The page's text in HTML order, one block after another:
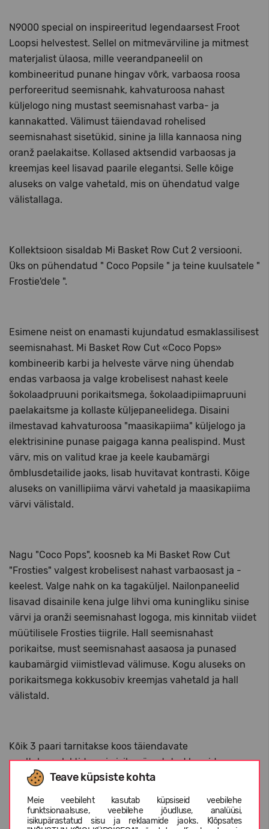
Teave küpsiste kohta
Meie veebileht kasutab küpsiseid veebilehe
funktsionaalsuse, veebilehe jõudluse, analüüsi,
isikupärastatud sisu ja reklaamide jaoks. Klõpsates
N9000 special on inspireeritud legendaarsest Froot
Loopsi helvestest. Sellel on mitmevärviline ja mitmest
materjalist ülaosa, mille veerandpaneelil on
kombineeritud punane hingav võrk, varbaosa roosa
perforeeritud seemisnahk, kahvaturoosa nahast
küljelogo ning mustast seemisnahast varba- ja
kannakatted. Välimust täiendavad rohelised
seemisnahast sisetükid, sinine ja lilla kannaosa ning
oranž paelakaitse. Kollased aktsendid varbaosas ja
kreemjas keel lisavad paarile elegantsi. Selle kõige
aluseks on valge vahetald, mis on ühendatud valge
välistallaga.
Kollektsioon sisaldab Mi Basket Row Cut 2 versiooni.
Üks on pühendatud " Coco Popsile " ja teine kuulsatele "
Frostie'dele ".
Esimene neist on enamasti kujundatud esmaklassilisest
seemisnahast. Mi Basket Row Cut «Coco Pops»
kombineerib karbi ja helveste värve ning ühendab
endas varbaosa ja valge krobelisest nahast keele
šokolaadpruuni porikaitsmega, šokolaadipiimapruuni
paelakaitsme ja kollaste küljepaneelidega. Disaini
ilmestavad kahvaturoosa "maasikapiima" küljelogo ja
elektrisinine punase paigaga kanna pealispind. Must
värv, mis on valitud krae ja keele kaubamärgi
õmblusdetailide jaoks, lisab huvitavat kontrasti. Kõige
aluseks on vanillipiima värvi vahetald ja maasikapiima
värvi välistald.
Nagu "Coco Pops", koosneb ka Mi Basket Row Cut
"Frosties" valgest krobelisest nahast varbaosast ja -
keelest. Valge nahk on ka tagaküljel. Nailonpaneelid
lisavad disainile kena julge lihvi oma kuningliku sinise
värvi ja oranži seemisnahast logoga, mis kinnitab viidet
müütilisele Frosties tiigrile. Hall seemisnahast
porikaitse, must seemisnahast aasaosa ja punased
kaubamärgid viimistlevad välimuse. Kogu aluseks on
porikaitsmega kokkusobiv kreemjas vahetald ja hall
välistald.
Kõik 3 paari tarnitakse koos täiendavate
paeltekomplektidega ja isikupärastatud karpides.